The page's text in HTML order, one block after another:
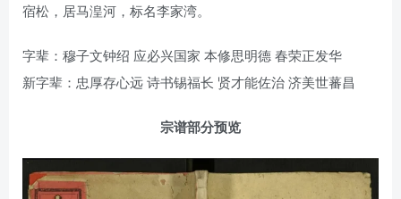
宿松，居马湟河，标名李家湾。
字辈：穆子文钟绍 应必兴国家 本修思明德 春荣正发华
新字辈：忠厚存心远 诗书锡福长 贤才能佐治 济美世蕃昌
宗谱部分预览